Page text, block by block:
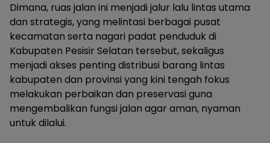
Dimana, ruas jalan ini menjadi jalur lalu lintas utama
dan strategis, yang melintasi berbagai pusat
kecamatan serta nagari padat penduduk di
Kabupaten Pesisir Selatan tersebut, sekaligus
menjadi akses penting distribusi barang lintas
kabupaten dan provinsi yang kini tengah fokus
melakukan perbaikan dan preservasi guna
mengembalikan fungsi jalan agar aman, nyaman
untuk dilalui.